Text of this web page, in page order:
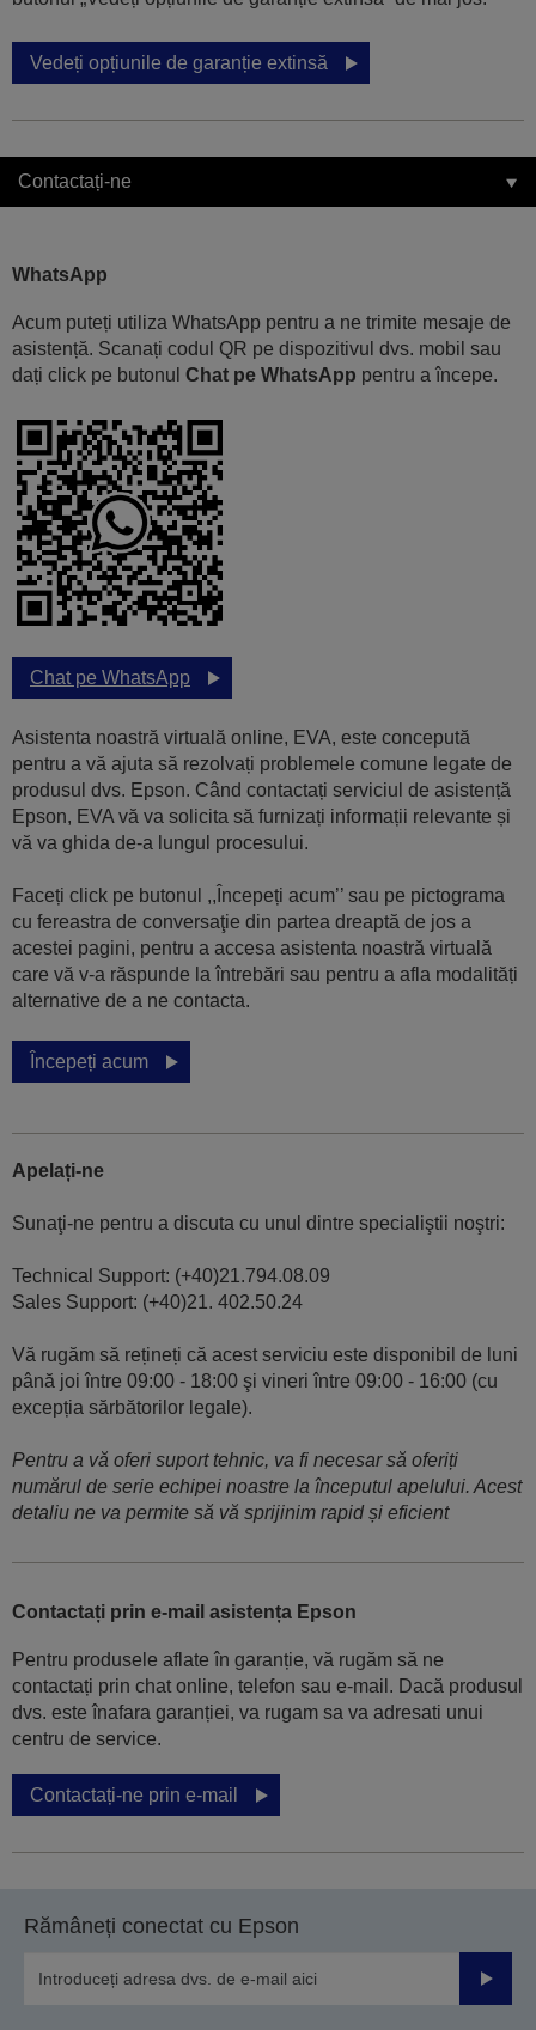
Vedeți opțiunile de garanție extinsă
Contactați-ne
WhatsApp
Acum puteți utiliza WhatsApp pentru a ne trimite mesaje de
asistență. Scanați codul QR pe dispozitivul dvs. mobil sau
dați click pe butonul Chat pe WhatsApp pentru a începe.
Chat pe WhatsApp
Asistenta noastră virtuală online, EVA, este concepută
pentru a vă ajuta să rezolvați problemele comune legate de
produsul dvs. Epson. Când contactați serviciul de asistență
Epson, EVA vă va solicita să furnizați informații relevante și
vă va ghida de-a lungul procesului.
Faceți click pe butonul ,,Începeți acum’’ sau pe pictograma
cu fereastra de conversaţie din partea dreaptă de jos a
acestei pagini, pentru a accesa asistenta noastră virtuală
care vă v-a răspunde la întrebări sau pentru a afla modalități
alternative de a ne contacta.
Începeți acum
Apelați-ne
Sunaţi-ne pentru a discuta cu unul dintre specialiştii noştri:
Technical Support: (+40)21.794.08.09
Sales Support: (+40)21. 402.50.24
Vă rugăm să rețineți că acest serviciu este disponibil de luni
până joi între 09:00 - 18:00 şi vineri între 09:00 - 16:00 (cu
excepția sărbătorilor legale).
Pentru a vă oferi suport tehnic, va fi necesar să oferiți
numărul de serie echipei noastre la începutul apelului. Acest
detaliu ne va permite să vă sprijinim rapid și eficient
Contactați prin e-mail asistența Epson
Pentru produsele aflate în garanție, vă rugăm să ne
contactați prin chat online, telefon sau e-mail. Dacă produsul
dvs. este înafara garanției, va rugam sa va adresati unui
centru de service.
Contactați-ne prin e-mail
Rămâneți conectat cu Epson